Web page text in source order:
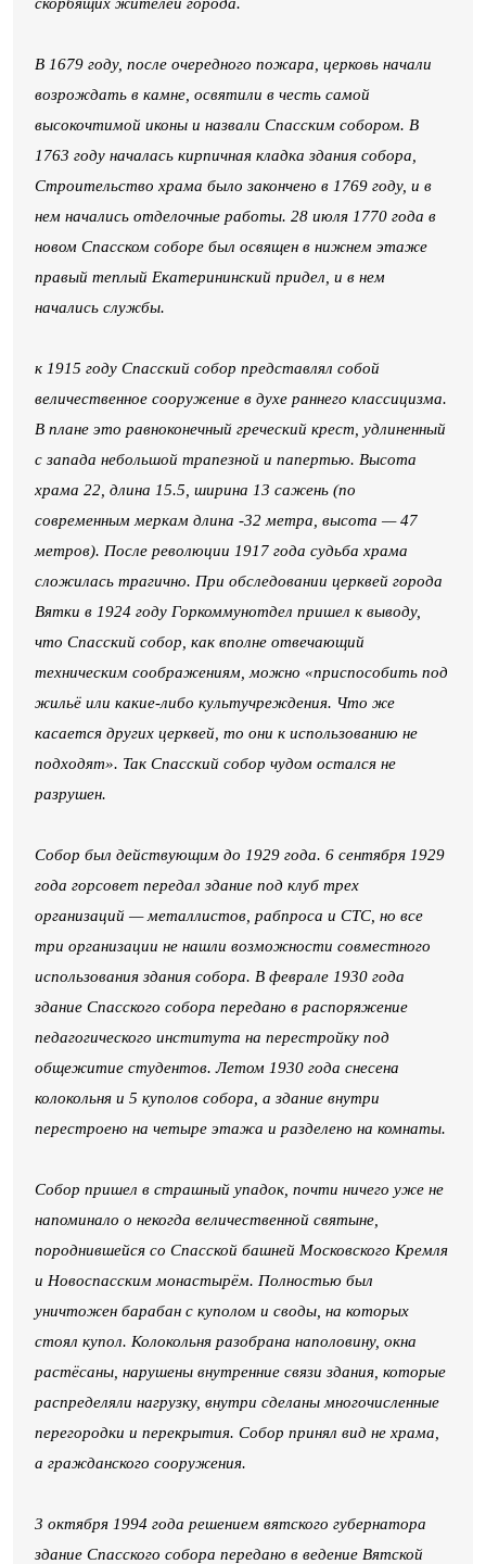
В 1679 году, после очередного пожара, церковь начали
возрождать в камне, освятили в честь самой
высокочтимой иконы и назвали Спасским собором. В
1763 году началась кирпичная кладка здания собора,
Строительство храма было закончено в 1769 году, и в
нем начались отделочные работы. 28 июля 1770 года в
новом Спасском соборе был освящен в нижнем этаже
правый теплый Екатерининский придел, и в нем
начались службы.
к 1915 году Спасский собор представлял собой
величественное сооружение в духе раннего классицизма.
В плане это равноконечный греческий крест, удлиненный
с запада небольшой трапезной и папертью. Высота
храма 22, длина 15.5, ширина 13 сажень (по
современным меркам длина -32 метра, высота — 47
метров). После революции 1917 года судьба храма
сложилась трагично. При обследовании церквей города
Вятки в 1924 году Горкоммунотдел пришел к выводу,
что Спасский собор, как вполне отвечающий
техническим соображениям, можно «приспособить под
жильё или какие-либо культучреждения. Что же
касается других церквей, то они к использованию не
подходят». Так Спасский собор чудом остался не
разрушен.
Собор был действующим до 1929 года. 6 сентября 1929
года горсовет передал здание под клуб трех
организаций — металлистов, рабпроса и СТС, но все
три организации не нашли возможности совместного
использования здания собора. В феврале 1930 года
здание Спасского собора передано в распоряжение
педагогического института на перестройку под
общежитие студентов. Летом 1930 года снесена
колокольня и 5 куполов собора, а здание внутри
перестроено на четыре этажа и разделено на комнаты.
Собор пришел в страшный упадок, почти ничего уже не
напоминало о некогда величественной святыне,
породнившейся со Спасской башней Московского Кремля
и Новоспасским монастырём. Полностью был
уничтожен барабан с куполом и своды, на которых
стоял купол. Колокольня разобрана наполовину, окна
растёсаны, нарушены внутренние связи здания, которые
распределяли нагрузку, внутри сделаны многочисленные
перегородки и перекрытия. Собор принял вид не храма,
а гражданского сооружения.
3 октября 1994 года решением вятского губернатора
здание Спасского собора передано в ведение Вятской